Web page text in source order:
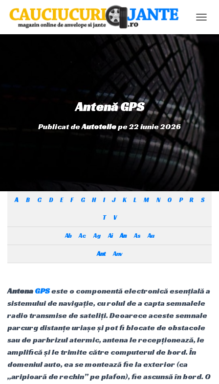
O
G
A
Antenă GPS
Publicat deAutoteilepe22 iunie 2026
A B C D E F G H I J K L M N O P R S
T V
Ab Ac Ag Ai An As Au
Ant Anv
AntenaGPSeste o componentă electronică esențială a
sistemului de navigație, cu rolul de a capta semnalele
radio transmise de sateliți. Deoarece aceste semnale
parcurg distanțe uriașe și pot fi blocate de obstacole
sau de parbrizul atermic, antena le recepționează, le
amplifică și le trimite către computerul de bord. În
domeniul auto, ea se montează fie la exterior (ca
„aripioară de rechin” pe plafon), fie ascunsă în bord. O